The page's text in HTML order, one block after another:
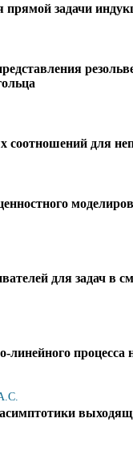
задачи
соотношений для
для задач в
линейного процесса